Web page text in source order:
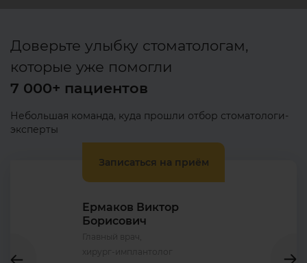
провести любое лечение
под седацией. Вы остаётесь
и болевые ощущения значительно
снижаются.
Доверьте улыбку стоматологам,
которые уже помогли
7 000+ пациентов
Небольшая команда, куда прошли отбор стоматологи-
эксперты
Записаться на приём
Ермаков Виктор
Борисович
Главный врач,
хирург-имплантолог